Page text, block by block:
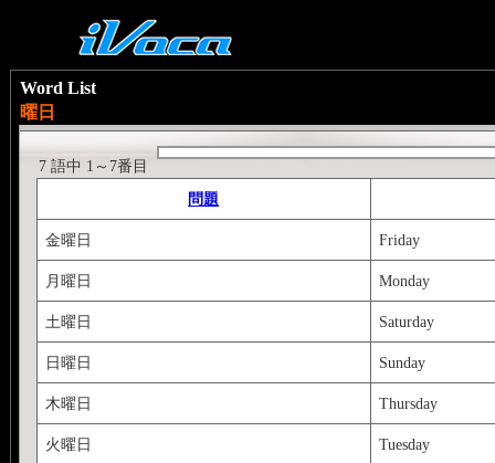
Word List
曜日
7 語中 1～7番目
問題
金曜日 Friday
月曜日 Monday
土曜日 Saturday
日曜日 Sunday
木曜日 Thursday
火曜日 Tuesday